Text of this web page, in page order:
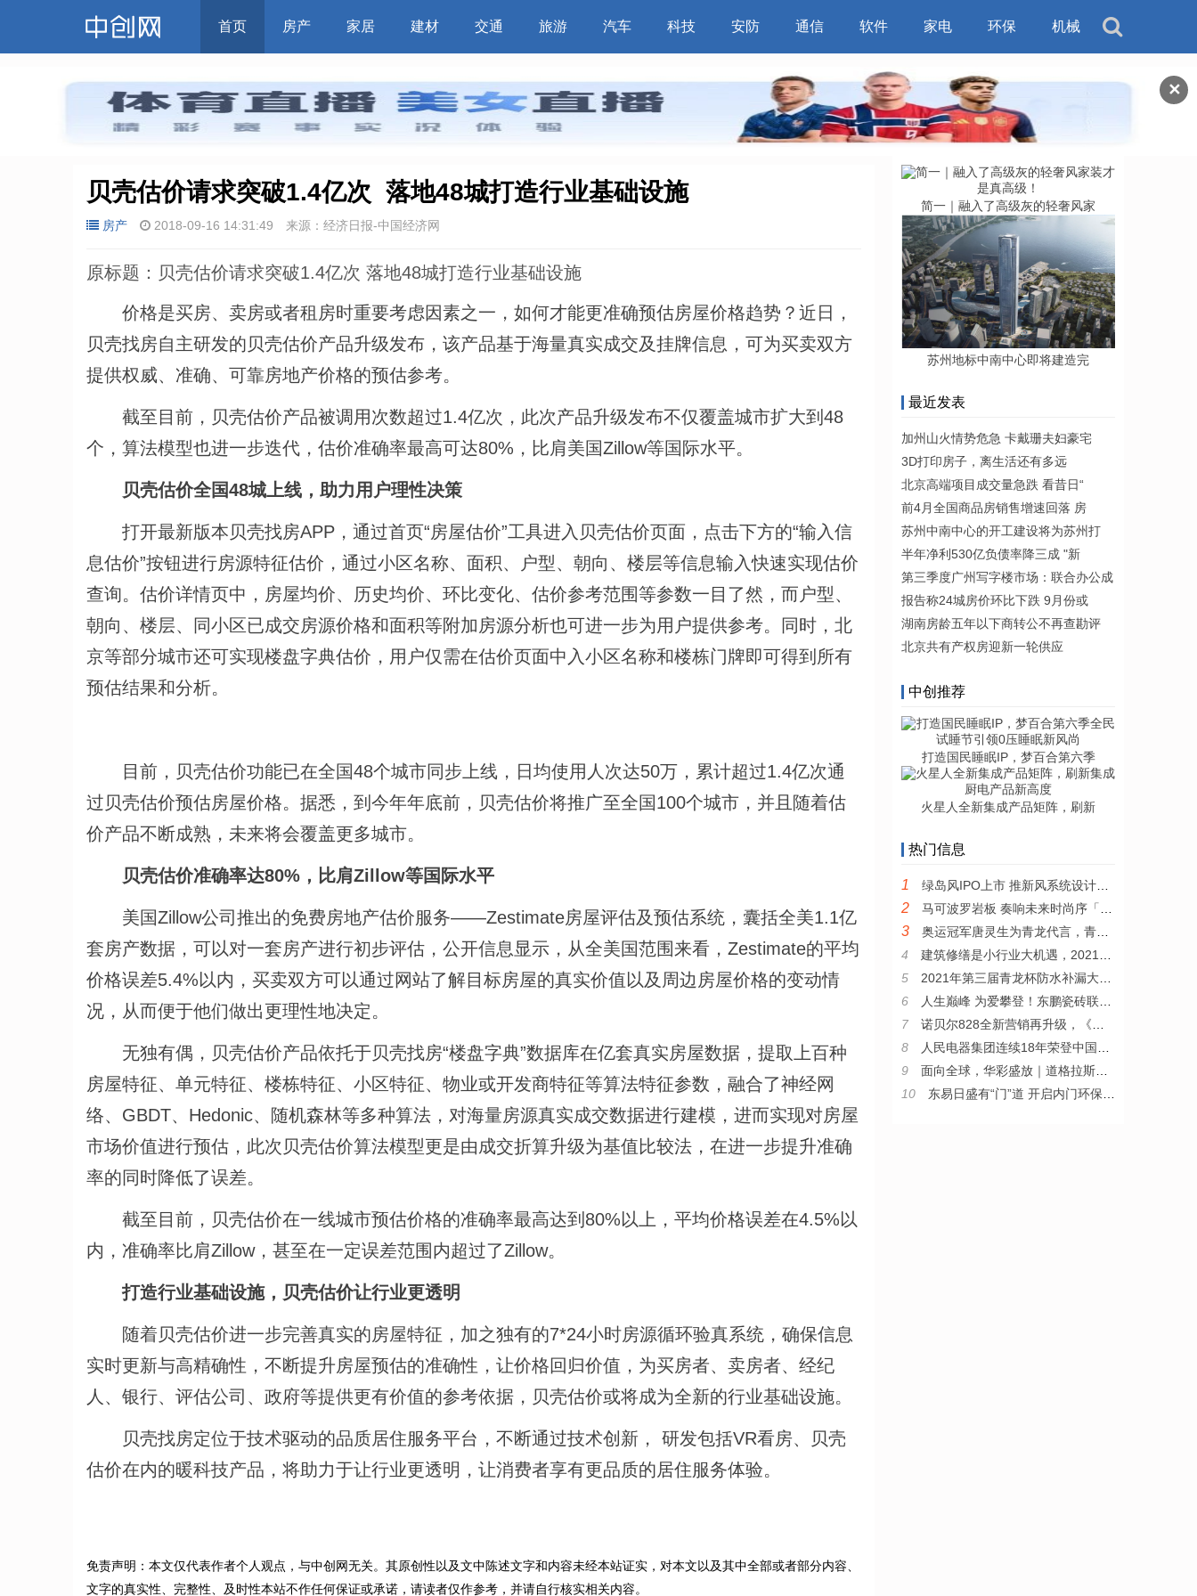
✕
首页 房产 家居 建材 交通 旅游 汽车 科技 安防 通信 软件 家电 环保 机械
贝壳估价请求突破1.4亿次  落地48城打造行业基础设施
房产 2018-09-16 14:31:49 来源：经济日报-中国经济网
原标题：贝壳估价请求突破1.4亿次 落地48城打造行业基础设施
价格是买房、卖房或者租房时重要考虑因素之一，如何才能更准确预估房屋价格趋势？近日，
贝壳找房自主研发的贝壳估价产品升级发布，该产品基于海量真实成交及挂牌信息，可为买卖双方
提供权威、准确、可靠房地产价格的预估参考。
截至目前，贝壳估价产品被调用次数超过1.4亿次，此次产品升级发布不仅覆盖城市扩大到48
个，算法模型也进一步迭代，估价准确率最高可达80%，比肩美国Zillow等国际水平。
贝壳估价全国48城上线，助力用户理性决策
打开最新版本贝壳找房APP，通过首页“房屋估价”工具进入贝壳估价页面，点击下方的“输入信
息估价”按钮进行房源特征估价，通过小区名称、面积、户型、朝向、楼层等信息输入快速实现估价
查询。估价详情页中，房屋均价、历史均价、环比变化、估价参考范围等参数一目了然，而户型、
朝向、楼层、同小区已成交房源价格和面积等附加房源分析也可进一步为用户提供参考。同时，北
京等部分城市还可实现楼盘字典估价，用户仅需在估价页面中入小区名称和楼栋门牌即可得到所有
预估结果和分析。
目前，贝壳估价功能已在全国48个城市同步上线，日均使用人次达50万，累计超过1.4亿次通
过贝壳估价预估房屋价格。据悉，到今年年底前，贝壳估价将推广至全国100个城市，并且随着估
价产品不断成熟，未来将会覆盖更多城市。
贝壳估价准确率达80%，比肩Zillow等国际水平
美国Zillow公司推出的免费房地产估价服务――Zestimate房屋评估及预估系统，囊括全美1.1亿
套房产数据，可以对一套房产进行初步评估，公开信息显示，从全美国范围来看，Zestimate的平均
价格误差5.4%以内，买卖双方可以通过网站了解目标房屋的真实价值以及周边房屋价格的变动情
况，从而便于他们做出更理性地决定。
无独有偶，贝壳估价产品依托于贝壳找房“楼盘字典”数据库在亿套真实房屋数据，提取上百种
房屋特征、单元特征、楼栋特征、小区特征、物业或开发商特征等算法特征参数，融合了神经网
络、GBDT、Hedonic、随机森林等多种算法，对海量房源真实成交数据进行建模，进而实现对房屋
市场价值进行预估，此次贝壳估价算法模型更是由成交折算升级为基值比较法，在进一步提升准确
率的同时降低了误差。
截至目前，贝壳估价在一线城市预估价格的准确率最高达到80%以上，平均价格误差在4.5%以
内，准确率比肩Zillow，甚至在一定误差范围内超过了Zillow。
打造行业基础设施，贝壳估价让行业更透明
随着贝壳估价进一步完善真实的房屋特征，加之独有的7*24小时房源循环验真系统，确保信息
实时更新与高精确性，不断提升房屋预估的准确性，让价格回归价值，为买房者、卖房者、经纪
人、银行、评估公司、政府等提供更有价值的参考依据，贝壳估价或将成为全新的行业基础设施。
贝壳找房定位于技术驱动的品质居住服务平台，不断通过技术创新， 研发包括VR看房、贝壳
估价在内的暖科技产品，将助力于让行业更透明，让消费者享有更品质的居住服务体验。
免责声明：本文仅代表作者个人观点，与中创网无关。其原创性以及文中陈述文字和内容未经本站证实，对本文以及其中全部或者部分内容、
文字的真实性、完整性、及时性本站不作任何保证或承诺，请读者仅作参考，并请自行核实相关内容。
简一｜融入了高级灰的轻奢风家
苏州地标中南中心即将建造完
最近发表
加州山火情势危急 卡戴珊夫妇豪宅
3D打印房子，离生活还有多远
北京高端项目成交量急跌 看昔日“
前4月全国商品房销售增速回落 房
苏州中南中心的开工建设将为苏州打
半年净利530亿负债率降三成 "新
第三季度广州写字楼市场：联合办公成
报告称24城房价环比下跌 9月份或
湖南房龄五年以下商转公不再查勘评
北京共有产权房迎新一轮供应
中创推荐
打造国民睡眠IP，梦百合第六季
火星人全新集成产品矩阵，刷新
热门信息
1 绿岛风IPO上市 推新风系统设计云服务模式
2 马可波罗岩板 奏响未来时尚序「曲」
3
奥运冠军唐灵生为青龙代言，青龙品牌形象大使签约仪式圆满成功！
4
建筑修缮是小行业大机遇，2021年青龙节防水补漏大赛上专家如是说
5
2021年第三届青龙杯防水补漏大赛成功举行
6
人生巅峰 为爱攀登！东鹏瓷砖联袂《攀登者》致敬家国情怀
7
诺贝尔828全新营销再升级，《小欢喜》同款客厅闪现北京
8
人民电器集团连续18年荣登中国民营企业500强榜单
9
面向全球，华彩盛放｜道格拉斯全新国际运营中心及展厅开业
10
东易日盛有“门”道 开启内门环保新趋势